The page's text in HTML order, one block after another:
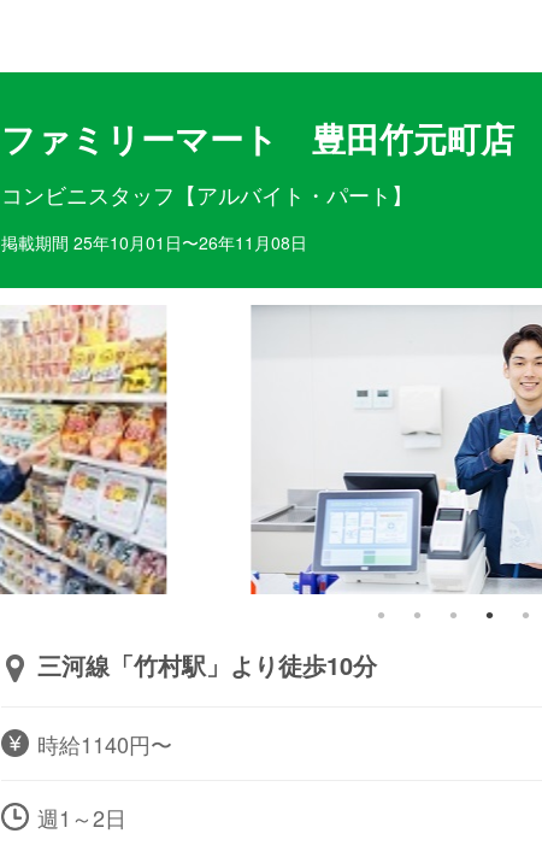
ファミリーマート 豊田竹元町店
コンビニスタッフ【アルバイト・パート】
掲載期間 25年10月01日〜26年11月08日
三河線「竹村駅」より徒歩10分
時給1140円〜
週1～2日